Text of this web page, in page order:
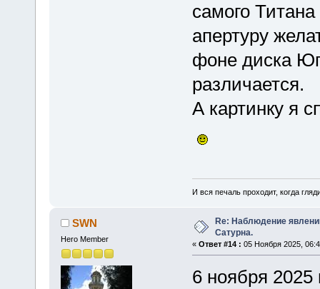
самого
апертуру
фоне диска
различается.
А картинку я
И вся печаль проходит, когда
SWN
Hero Member
Re: Наблюдение
Сатурна.
« Ответ #14 : 05 Ноября 2025,
6 ноября 2025